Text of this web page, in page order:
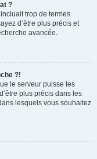
?
trop de termes
d’être plus précis et
avancée.
?!
le serveur puisse les
plus précis dans les
lesquels vous souhaitez